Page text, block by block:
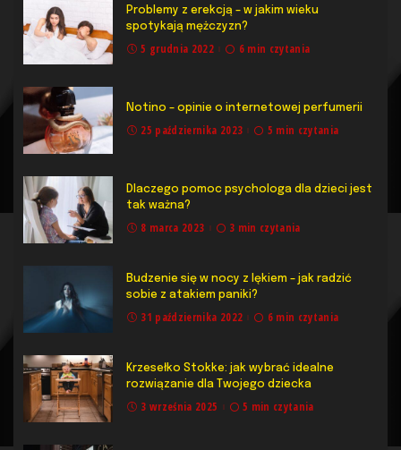
Problemy z erekcją – w jakim wieku
spotykają mężczyzn?
5 grudnia 2022 6 min czytania
Notino – opinie o internetowej perfumerii
25 października 2023 5 min czytania
Dlaczego pomoc psychologa dla dzieci jest
tak ważna?
8 marca 2023 3 min czytania
Budzenie się w nocy z lękiem – jak radzić
sobie z atakiem paniki?
31 października 2022 6 min czytania
Krzesełko Stokke: jak wybrać idealne
rozwiązanie dla Twojego dziecka
3 września 2025 5 min czytania